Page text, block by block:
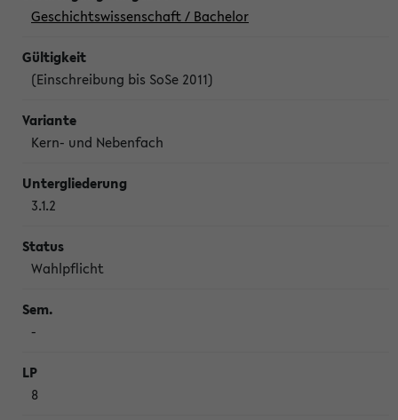
Geschichtswissenschaft / Bachelor
(Einschreibung bis SoSe 2011)
Kern- und Nebenfach
3.1.2
Wahlpflicht
-
8